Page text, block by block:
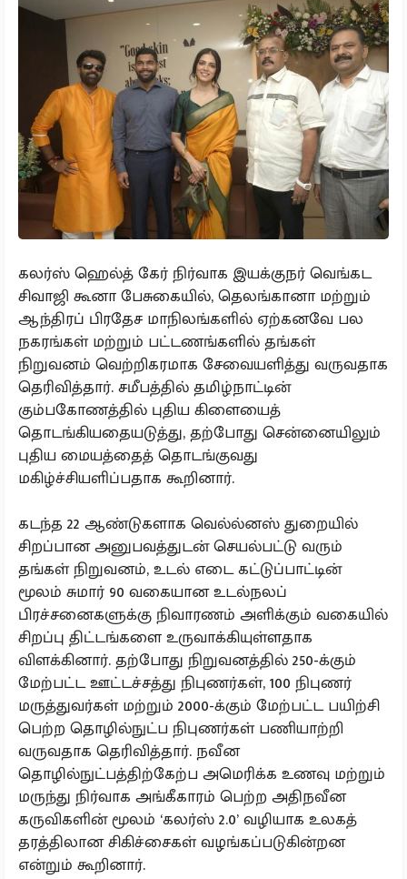
கலர்ஸ் ஹெல்த் கேர் நிர்வாக இயக்குநர் வெங்கட
சிவாஜி கூனா பேசுகையில், தெலங்கானா மற்றும்
ஆந்திரப் பிரதேச மாநிலங்களில் ஏற்கனவே பல
நகரங்கள் மற்றும் பட்டணங்களில் தங்கள்
நிறுவனம் வெற்றிகரமாக சேவையளித்து வருவதாக
தெரிவித்தார். சமீபத்தில் தமிழ்நாட்டின்
கும்பகோணத்தில் புதிய கிளையைத்
தொடங்கியதையடுத்து, தற்போது சென்னையிலும்
புதிய மையத்தைத் தொடங்குவது
மகிழ்ச்சியளிப்பதாக கூறினார்.
கடந்த 22 ஆண்டுகளாக வெல்ல்னஸ் துறையில்
சிறப்பான அனுபவத்துடன் செயல்பட்டு வரும்
தங்கள் நிறுவனம், உடல் எடை கட்டுப்பாட்டின்
மூலம் சுமார் 90 வகையான உடல்நலப்
பிரச்சனைகளுக்கு நிவாரணம் அளிக்கும் வகையில்
சிறப்பு திட்டங்களை உருவாக்கியுள்ளதாக
விளக்கினார். தற்போது நிறுவனத்தில் 250-க்கும்
மேற்பட்ட ஊட்டச்சத்து நிபுணர்கள், 100 நிபுணர்
மருத்துவர்கள் மற்றும் 2000-க்கும் மேற்பட்ட பயிற்சி
பெற்ற தொழில்நுட்ப நிபுணர்கள் பணியாற்றி
வருவதாக தெரிவித்தார். நவீன
தொழில்நுட்பத்திற்கேற்ப அமெரிக்க உணவு மற்றும்
மருந்து நிர்வாக அங்கீகாரம் பெற்ற அதிநவீன
கருவிகளின் மூலம் ‘கலர்ஸ் 2.0’ வழியாக உலகத்
தரத்திலான சிகிச்சைகள் வழங்கப்படுகின்றன
என்றும் கூறினார்.